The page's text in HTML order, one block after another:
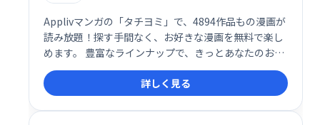
Applivマンガの「タチヨミ」で、4894作品もの漫画が
読み放題！探す手間なく、お好きな漫画を無料で楽し
めます。 豊富なラインナップで、きっとあなたのお気
に入りの作品が見つかるはずです。今すぐダウンロー
ドして、快適な読書体験を始めましょう！
詳しく見る